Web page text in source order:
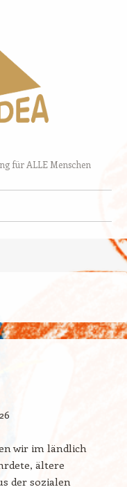
für ALLE Menschen
wir im ländlich
ältere
der sozialen